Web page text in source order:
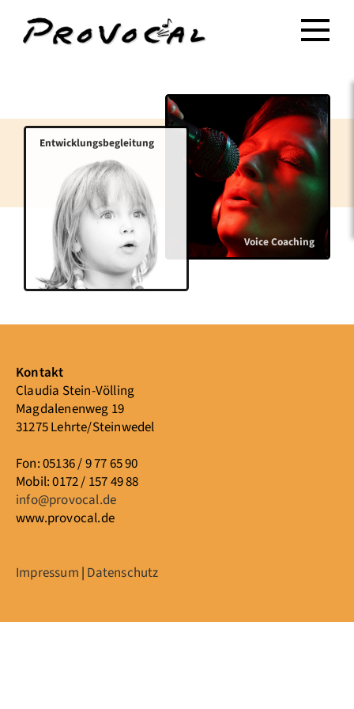
Entwicklungsbegleitung
Voice Coaching
Kontakt
Claudia Stein-Völling
Magdalenenweg 19
31275 Lehrte/Steinwedel
Fon: 05136 / 9 77 65 90
Mobil: 0172 / 157 49 88
info@provocal.de
www.provocal.de
Impressum | Datenschutz